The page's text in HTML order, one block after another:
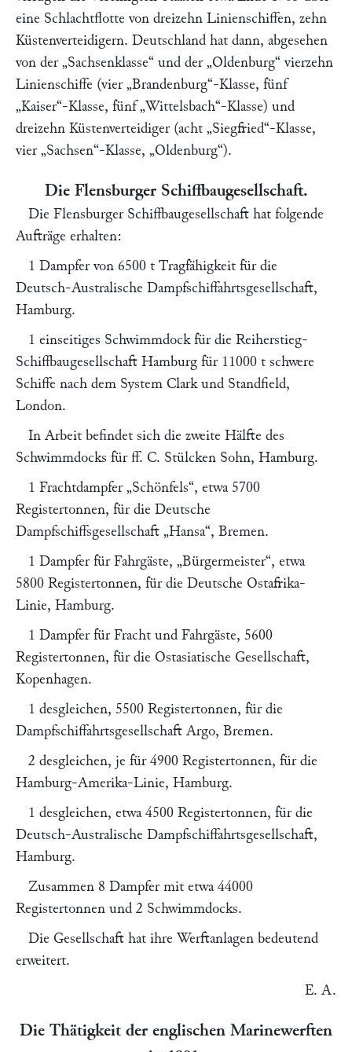
eine Schlachtflotte von dreizehn Linienschiffen, zehn
Küstenverteidigern. Deutschland hat dann, abgesehen
von der „Sachsenklasse“ und der „Oldenburg“ vierzehn
Linienschiffe (vier „Brandenburg“-Klasse, fünf
„Kaiser“-Klasse, fünf„Wittelsbach“-Klasse) und
dreizehn Küstenverteidiger (acht „Siegfried“-Klasse,
vier „Sachsen“-Klasse, „Oldenburg“).
Die Flensburger Schiffbaugesellschaft.
Die Flensburger Schiffbaugesellschaft hat folgende
Aufträge erhalten:
1 Dampfer von 6500 t Tragfähigkeit für die
Deutsch-Australische Dampfschiffahrtsgesellschaft,
Hamburg.
1 einseitiges Schwimmdock für die Reiherstieg-
Schiffbaugesellschaft Hamburg für 11000 t schwere
Schiffe nach dem System Clark und Standfield,
London.
In Arbeit befindet sich die zweite Hälfte des
Schwimmdocks für ff. C. Stülcken Sohn, Hamburg.
1 Frachtdampfer „Schönfels“, etwa 5700
Registertonnen, für die Deutsche
Dampfschiffsgesellschaft „Hansa“, Bremen.
1 Dampfer für Fahrgäste, „Bürgermeister“, etwa
5800 Registertonnen, für die Deutsche Ostafrika-
Linie, Hamburg.
1 Dampfer für Fracht und Fahrgäste, 5600
Registertonnen, für die Ostasiatische Gesellschaft,
Kopenhagen.
1 desgleichen, 5500 Registertonnen, für die
Dampfschiffahrtsgesellschaft Argo, Bremen.
2 desgleichen, je für 4900 Registertonnen, für die
Hamburg-Amerika-Linie, Hamburg.
1 desgleichen, etwa 4500 Registertonnen, für die
Deutsch-Australische Dampfschiffahrtsgesellschaft,
Hamburg.
Zusammen 8 Dampfer mit etwa 44000
Registertonnen und 2 Schwimmdocks.
Die Gesellschaft hat ihre Werftanlagen bedeutend
erweitert.
E. A.
Die Thätigkeit der englischen Marinewerften